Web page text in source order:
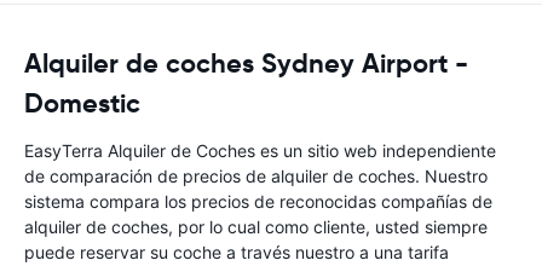
Alquiler de coches Sydney Airport -
Domestic
EasyTerra Alquiler de Coches es un sitio web independiente
de comparación de precios de alquiler de coches. Nuestro
sistema compara los precios de reconocidas compañías de
alquiler de coches, por lo cual como cliente, usted siempre
puede reservar su coche a través nuestro a una tarifa